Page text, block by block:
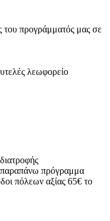
του προγράμματός μας σε
λεωφορείο
παραπάνω πρόγραμμα
πόλεων αξίας 65€ το